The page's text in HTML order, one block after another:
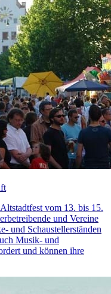
vom 13. bis 15.
und Vereine
und Schaustellerständen
Musik- und
und können ihre